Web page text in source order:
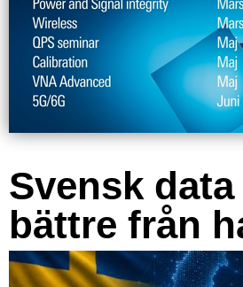
Svensk
bättre från